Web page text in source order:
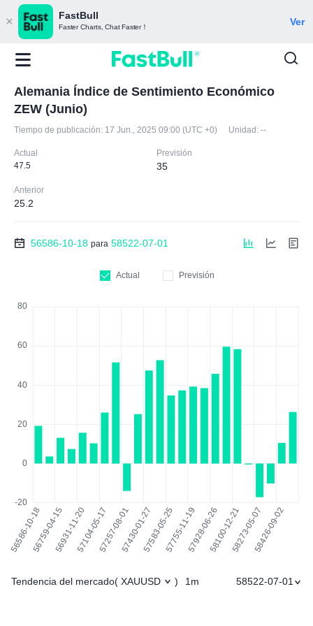
FastBull
Faster Charts, Chat Faster！ Ver
Alemania Índice de Sentimiento Económico
ZEW (Junio)
Tiempo de publicación: 17 Jun., 2025 09:00 (UTC +0) Unidad: --
Actual
47.5
Previsión
35
Anterior
25.2
56586-10-18 para 58522-07-01
Actual Previsión
Tendencia del mercado( XAUUSD ) 1m 58522-07-01